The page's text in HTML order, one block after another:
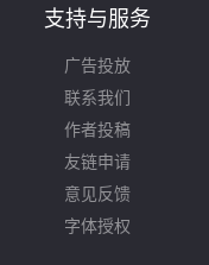
支持与服务
广告投放
联系我们
作者投稿
友链申请
意见反馈
字体授权